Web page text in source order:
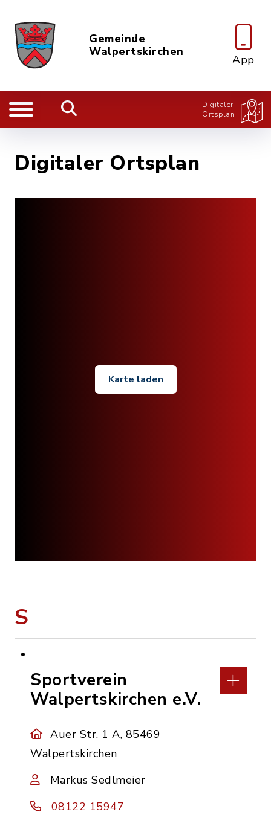
Gemeinde
Walpertskirchen
App
Digitaler
Ortsplan
Digitaler Ortsplan
Karte laden
S
Sportverein
Walpertskirchen e.V.
Auer Str. 1 A, 85469
Walpertskirchen
Markus Sedlmeier
08122 15947